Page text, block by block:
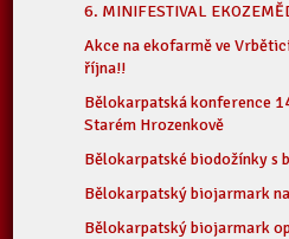
6. MINIFESTIVAL
Akce na ekofarmě ve
října!!
Bělokarpatská konference
Starém Hrozenkově
Bělokarpatské biodožínky s
Bělokarpatský biojarmark
Bělokarpatský biojarmark